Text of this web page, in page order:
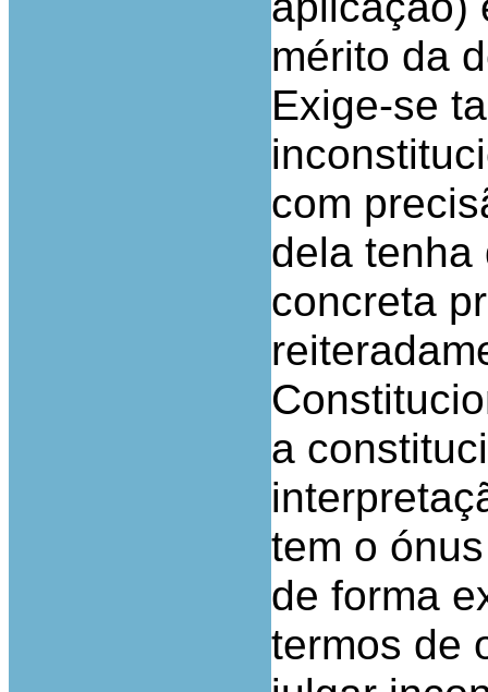
mérito da
Exige-se
com
dela tenha
concreta
a
tem o
de forma
termos de